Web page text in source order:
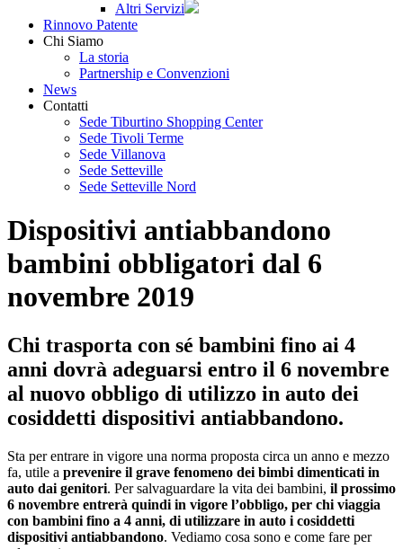
Altri Servizi
Rinnovo Patente
Chi Siamo
La storia
Partnership e Convenzioni
News
Contatti
Sede Tiburtino Shopping Center
Sede Tivoli Terme
Sede Villanova
Sede Setteville
Sede Setteville Nord
Dispositivi antiabbandono
bambini obbligatori dal 6
novembre 2019
Chi trasporta con sé bambini fino ai 4
anni dovrà adeguarsi entro il 6 novembre
al nuovo obbligo di utilizzo in auto dei
cosiddetti dispositivi antiabbandono.
Sta per entrare in vigore una norma proposta circa un anno e mezzo
fa, utile a prevenire il grave fenomeno dei bimbi dimenticati in
auto dai genitori. Per salvaguardare la vita dei bambini, il prossimo
6 novembre entrerà quindi in vigore l’obbligo, per chi viaggia
con bambini fino a 4 anni, di utilizzare in auto i cosiddetti
dispositivi antiabbandono. Vediamo cosa sono e come fare per